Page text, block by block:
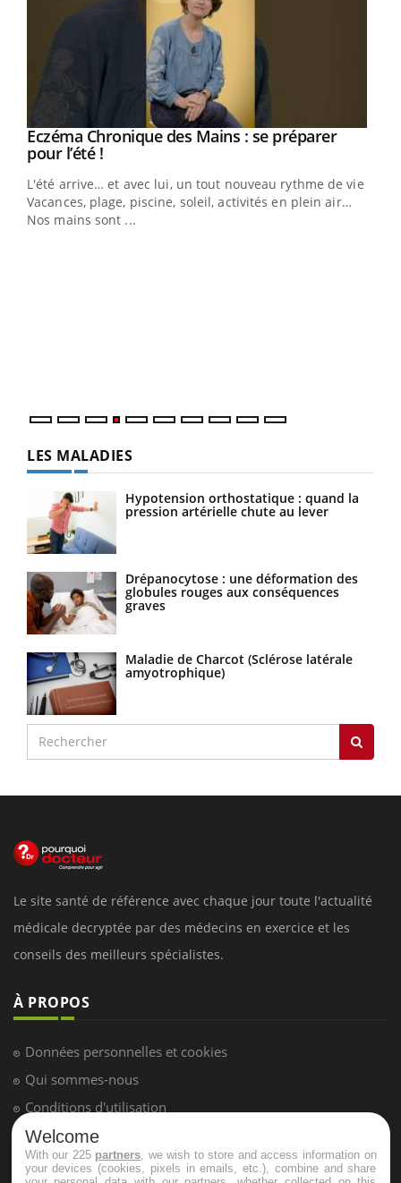
Youtube
Eczéma Chronique des Mains : se préparer
pour l’été !Youtube
L'été arrive… et avec lui, un tout nouveau rythme de vie !
Vacances, plage, piscine, soleil, activités en plein air…
Nos mains sont ...
LES MALADIES
Hypotension orthostatique : quand la
pression artérielle chute au lever
Drépanocytose : une déformation des
globules rouges aux conséquences
graves
Maladie de Charcot (Sclérose latérale
amyotrophique)
Le site santé de référence avec chaque jour toute l'actualité
médicale decryptée par des médecins en exercice et les
conseils des meilleurs spécialistes.
À PROPOS
Données personnelles et cookies
Qui sommes-nous
Conditions d'utilisation
Plan du site
Mentions Légales
Welcome
With our 225 partners , we wish to store and access information on
your devices (cookies, pixels in emails, etc.), combine and share